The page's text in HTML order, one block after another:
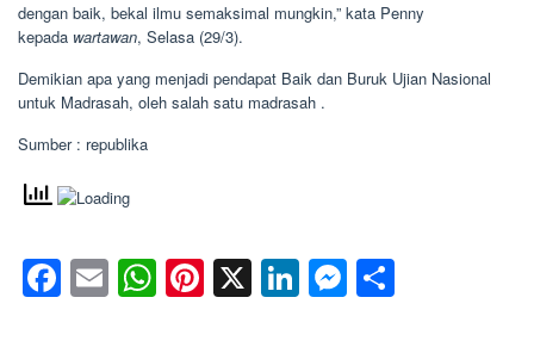
dengan baik, bekal ilmu semaksimal mungkin,” kata Penny
kepada wartawan, Selasa (29/3).
Demikian apa yang menjadi pendapat Baik dan Buruk Ujian Nasional
untuk Madrasah, oleh salah satu madrasah .
Sumber : republika
Facebook
EmailWhatsApp
Pinterest
X LinkedIn